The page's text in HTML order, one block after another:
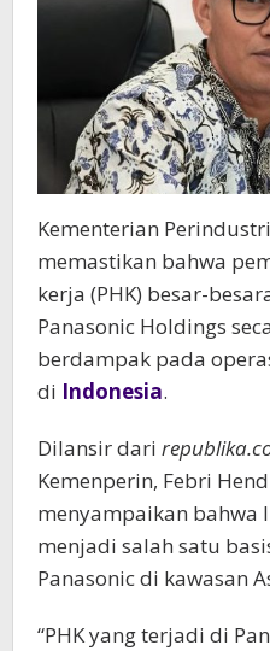
Kementerian
memastikan bahwa
kerja (PHK) besar-
Panasonic Holdings
berdampak pada
di Indonesia.
Dilansir dari
Kemenperin, Febri
menyampaikan bahwa
menjadi salah satu
Panasonic di kawasan
“PHK yang terjadi di